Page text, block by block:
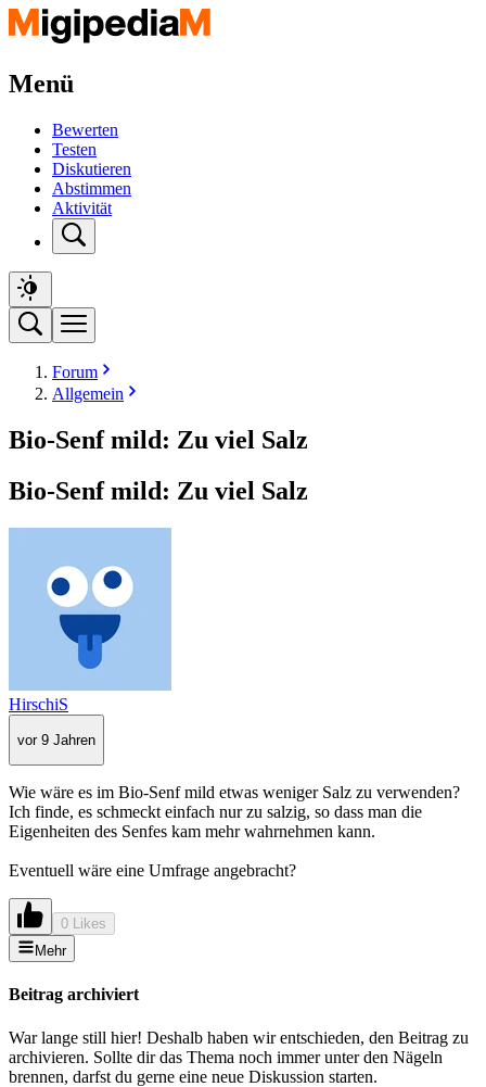
Menü
Bewerten
Testen
Diskutieren
Abstimmen
Aktivität
Forum
Allgemein
Bio-Senf mild: Zu viel Salz
Bio-Senf mild: Zu viel Salz
HirschiS
vor 9 Jahren
Wie wäre es im Bio-Senf mild etwas weniger Salz zu verwenden?
Ich finde, es schmeckt einfach nur zu salzig, so dass man die
Eigenheiten des Senfes kam mehr wahrnehmen kann.
Eventuell wäre eine Umfrage angebracht?
0 Likes
Mehr
Beitrag archiviert
War lange still hier! Deshalb haben wir entschieden, den Beitrag zu
archivieren. Sollte dir das Thema noch immer unter den Nägeln
brennen, darfst du gerne eine neue Diskussion starten.